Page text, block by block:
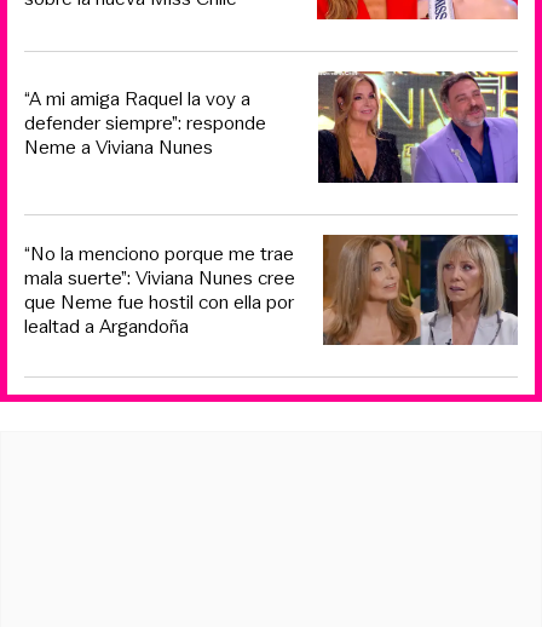
“A mi amiga Raquel la voy a
defender siempre”: responde
Neme a Viviana Nunes
“No la menciono porque me trae
mala suerte”: Viviana Nunes cree
que Neme fue hostil con ella por
lealtad a Argandoña